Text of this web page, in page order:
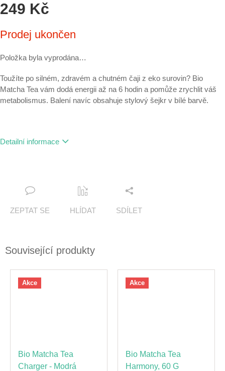
249 Kč
cena:
Prodej ukončen
Položka byla vyprodána…
Toužíte po silném, zdravém a chutném čaji z eko surovin? Bio
Matcha Tea vám dodá energii až na 6 hodin a pomůže zrychlit váš
metabolismus. Balení navíc obsahuje stylový šejkr v bílé barvě.
Detailní informace
ZEPTAT SE HLÍDAT SDÍLET
Související produkty
Akce
Bio Matcha Tea
Charger - Modrá
Akce
Bio Matcha Tea
Harmony, 60 G